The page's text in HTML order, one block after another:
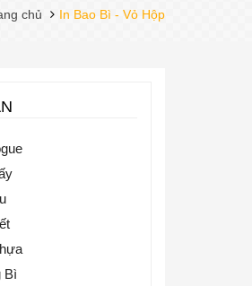
chủ In Bao Bì - Vỏ Hộp
Bì